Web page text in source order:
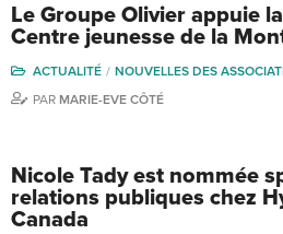
Le Groupe Olivier appuie
Centre jeunesse de la
ACTUALITÉ
NOUVELLES DES
PAR MARIE-EVE CÔTÉ
Nicole Tady est nommée
relations publiques chez
Canada